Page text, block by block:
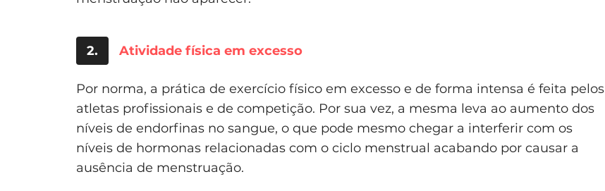
2. Atividade física em excesso
Por norma, a prática de exercício físico em excesso e de forma intensa é feita pelos
atletas profissionais e de competição. Por sua vez, a mesma leva ao aumento dos
níveis de endorfinas no sangue, o que pode mesmo chegar a interferir com os
níveis de hormonas relacionadas com o ciclo menstrual acabando por causar a
ausência de menstruação.